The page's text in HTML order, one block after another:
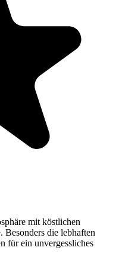
mit köstlichen
Besonders die lebhaften
für ein unvergessliches